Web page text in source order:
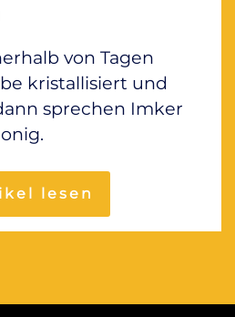
von Tagen
kristallisiert und
sprechen Imker
lesen